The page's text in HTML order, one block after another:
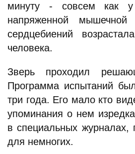
минуту - совсем как
напряженной мышечной
сердцебиений
человека.
Зверь проходил
Программа испытаний
три года. Его мало кто
упоминания о нем
в специальных журналах,
для немногих.